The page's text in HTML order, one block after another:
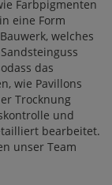
Farbpigmenten
eine Form
welches
das
wie Pavillons
Trocknung
und
bearbeitet.
unser Team